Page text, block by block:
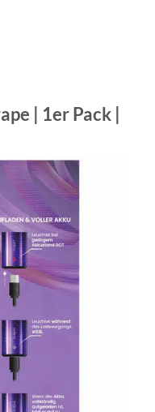
| 1er Pack |